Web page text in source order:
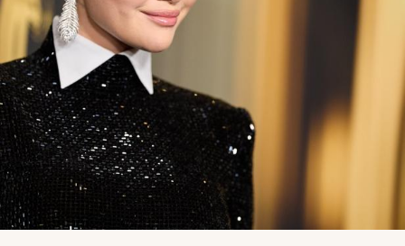
Untermenü
Untermenü
Untermenü
Untermenü